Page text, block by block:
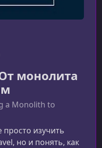
монолита
a Monolith to
изучить
но и понять, как